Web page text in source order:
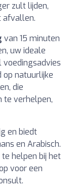
zult lijden,
afvallen.
van 15 minuten
uw ideale
voedingsadvies
op natuurlijke
die
te verhelpen,
en biedt
en Arabisch.
helpen bij het
voor een